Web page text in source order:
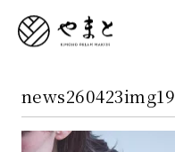
news260423img19